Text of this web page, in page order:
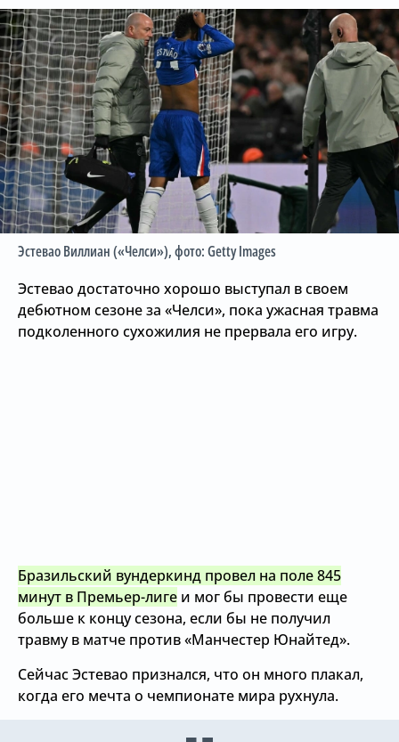
Эстевао Виллиан («Челси»), фото: Getty Images
Эстевао достаточно хорошо выступал в своем
дебютном сезоне за «Челси», пока ужасная травма
подколенного сухожилия не прервала его игру.
Бразильский вундеркинд провел на поле 845
минут в Премьер-лиге и мог бы провести еще
больше к концу сезона, если бы не получил
травму в матче против «Манчестер Юнайтед».
Сейчас Эстевао признался, что он много плакал,
когда его мечта о чемпионате мира рухнула.